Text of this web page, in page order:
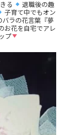
る
退職後の趣
子育て中でもオン
バラの花言葉『夢
お花を自宅でアレ
プ